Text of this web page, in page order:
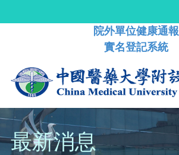
院外單位健康通報
實名登記系統
最新消息